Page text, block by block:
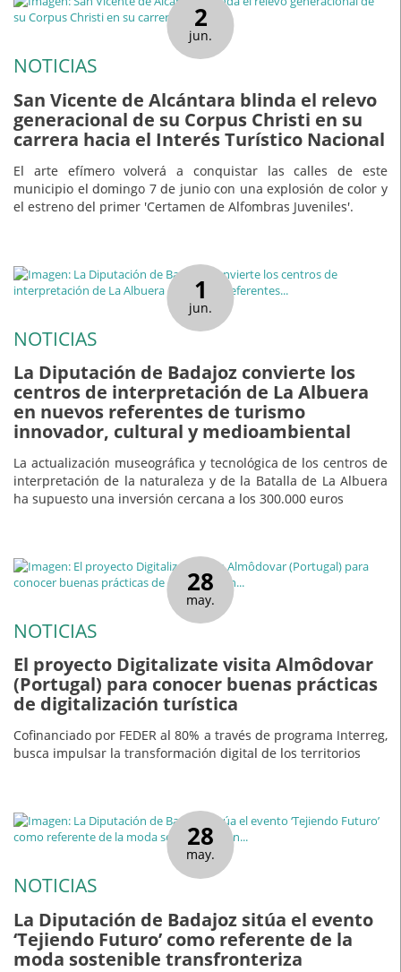
2
jun.
NOTICIAS
San Vicente de Alcántara blinda el relevo
generacional de su Corpus Christi en su
carrera hacia el Interés Turístico Nacional
El arte efímero volverá a conquistar las calles de este
municipio el domingo 7 de junio con una explosión de color y
el estreno del primer 'Certamen de Alfombras Juveniles'.
1
jun.
NOTICIAS
La Diputación de Badajoz convierte los
centros de interpretación de La Albuera
en nuevos referentes de turismo
innovador, cultural y medioambiental
La actualización museográfica y tecnológica de los centros de
interpretación de la naturaleza y de la Batalla de La Albuera
ha supuesto una inversión cercana a los 300.000 euros
28
may.
NOTICIAS
El proyecto Digitalizate visita Almôdovar
(Portugal) para conocer buenas prácticas
de digitalización turística
Cofinanciado por FEDER al 80% a través de programa Interreg,
busca impulsar la transformación digital de los territorios
28
may.
NOTICIAS
La Diputación de Badajoz sitúa el evento
‘Tejiendo Futuro’ como referente de la
moda sostenible transfronteriza